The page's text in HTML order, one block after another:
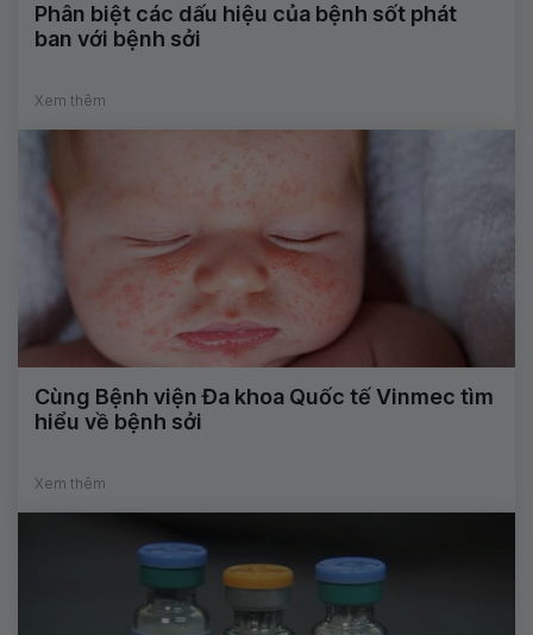
Phân biệt các dấu hiệu của bệnh sốt phát
ban với bệnh sởi
Xem thêm
Cùng Bệnh viện Đa khoa Quốc tế Vinmec tìm
hiểu về bệnh sởi
Xem thêm